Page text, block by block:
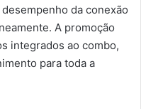
da conexão
A promoção
integrados ao combo,
para toda a